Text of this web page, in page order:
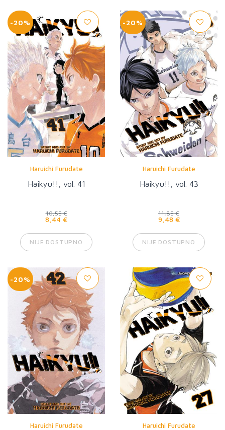
-20%
Haruichi Furudate
Haikyu!!, vol. 41
10,55 €
8,44 €
NIJE DOSTUPNO
-20%
Haruichi Furudate
Haikyu!!, vol. 43
11,85 €
9,48 €
NIJE DOSTUPNO
-20%
Haruichi Furudate Haruichi Furudate